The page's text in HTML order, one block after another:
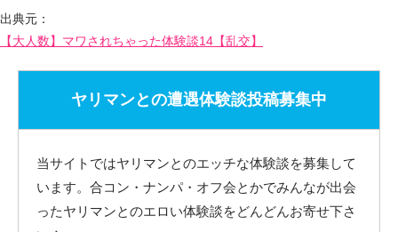
出典元：
【大人数】マワされちゃった体験談14【乱交】
ヤリマンとの遭遇体験談投稿募集中
当サイトではヤリマンとのエッチな体験談を募集して
います。合コン・ナンパ・オフ会とかでみんなが出会
ったヤリマンとのエロい体験談をどんどんお寄せ下さ